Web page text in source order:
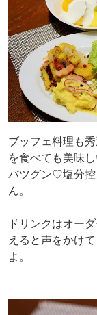
ブッフェ料理も
を食べても美味
バツグン♡塩分控
ん。
ドリンクはオー
えると声をかけ
よ。